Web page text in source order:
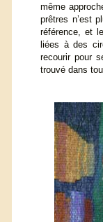
même
prêtres n’est
référence, et
liées à des
recourir pour
trouvé dans